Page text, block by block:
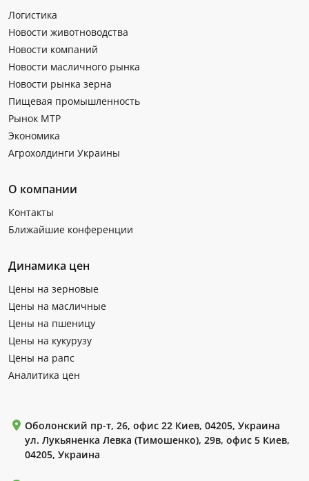
Логистика
Новости животноводства
Новости компаний
Новости масличного рынка
Новости рынка зерна
Пищевая промышленность
Рынок МТР
Экономика
Агрохолдинги Украины
О компании
Контакты
Ближайшие конференции
Динамика цен
Цены на зерновые
Цены на масличные
Цены на пшеницу
Цены на кукурузу
Цены на рапс
Аналитика цен
Оболонский пр-т, 26, офис 22 Киев, 04205, Украина
ул. Лукьяненка Левка (Тимошенко), 29в, офис 5 Киев,
04205, Украина